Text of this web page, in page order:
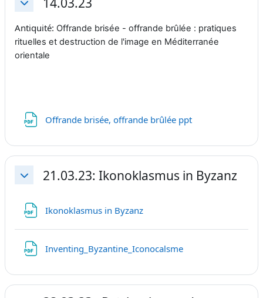
Replier
Antiquité: Offrande brisée - offrande brûlée : pratiques
rituelles et destruction de l'image en Méditerranée
orientale
Offrande brisée, offrande brûlée ppt
Replier21.03.23: Ikonoklasmus in Byzanz
Ikonoklasmus in Byzanz
Inventing_Byzantine_Iconocalsme